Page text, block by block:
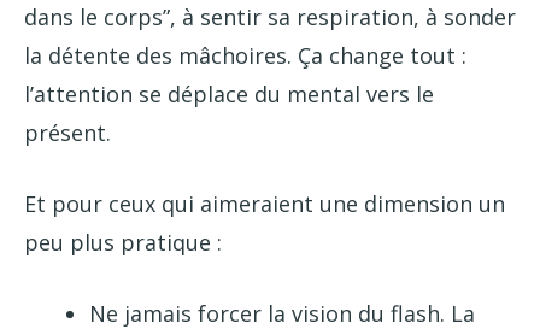
dans le corps”, à sentir sa respiration, à sonder
la détente des mâchoires. Ça change tout :
l’attention se déplace du mental vers le
présent.
Et pour ceux qui aimeraient une dimension un
peu plus pratique :
Ne jamais forcer la vision du flash. La